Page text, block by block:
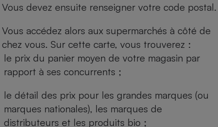
Vous devez ensuite renseigner votre code postal.
Vous accédez alors aux supermarchés à côté de
chez vous. Sur cette carte, vous trouverez :
le prix du panier moyen de votre magasin par
rapport à ses concurrents ;
le détail des prix pour les grandes marques (ou
marques nationales), les marques de
distributeurs et les produits bio ;